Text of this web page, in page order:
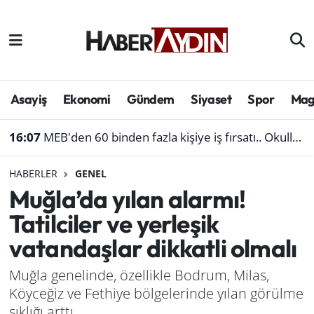
Asayiş Ekonomi Gündem Siyaset Spor
16:07 MEB'den 60 binden fazla kişiye iş fırsatı.. Okullara personel alınacak
HABERLER GENEL
Muğla’da yılan alarmı!
Tatilciler ve yerleşik
vatandaşlar dikkatli olmalı
Muğla genelinde, özellikle Bodrum, Milas,
Köyceğiz ve Fethiye bölgelerinde yılan görülme
Afyonkarahisar
Çevre
Genel
Haber
Izmir
Kütahya
Aydın Hava Durumu
Süper Lig Puan Durumu ve Fikstür
Son Dakika Haberleri
Haber Arşivi